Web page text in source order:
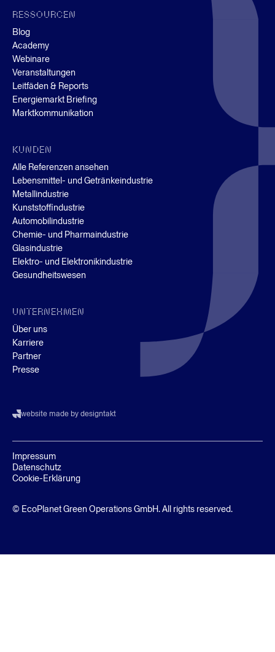
RESSOURCEN
Blog
Academy
Webinare
Veranstaltungen
Leitfäden & Reports
Energiemarkt Briefing
Marktkommunikation
KUNDEN
Alle Referenzen ansehen
Lebensmittel- und Getränkeindustrie
Metallindustrie
Kunststoffindustrie
Automobilindustrie
Chemie- und Pharmaindustrie
Glasindustrie
Elektro- und Elektronikindustrie
Gesundheitswesen
UNTERNEHMEN
Über uns
Karriere
Partner
Presse
website made by designtakt
© EcoPlanet Green Operations GmbH. All rights reserved.
Impressum
Datenschutz
Cookie-Erklärung